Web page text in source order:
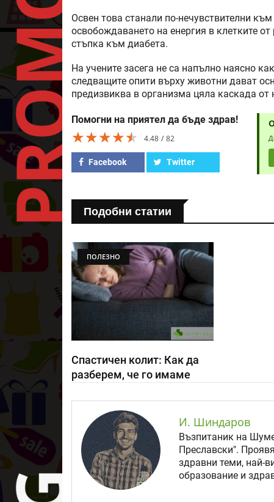
Освен това станали по-нечувствителни
освобождаването на енергия в клетките
стъпка към диабета.
На учените засега не са напълно наясно
следващите опити върху животни дават
предизвиква в организма цяла каскада от
Помогни на приятел да бъде здрав!
★★★★★
★★★★★
★★★★★ 4.48 82
Facebook Twitter
Подобни статии
ПОЛЕЗНО
Спастичен колит: Как да
разберем, че го имаме
И. Шиндаров
Възпитаник на
Преславски".
здравни теми, най-
образование и